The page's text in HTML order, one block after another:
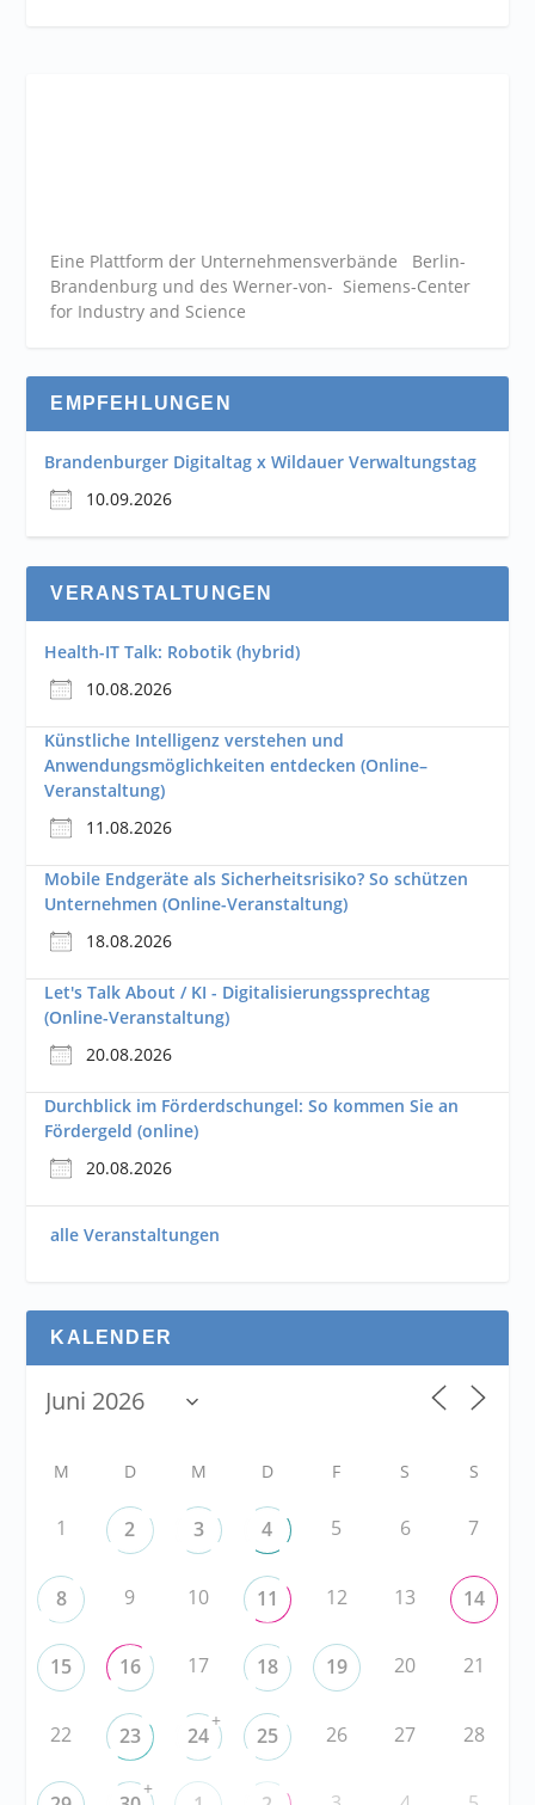
Eine Plattform der Unternehmensverbände Berlin-
Brandenburg und des Werner-von- Siemens-Center
for Industry and Science
EMPFEHLUNGEN
Brandenburger Digitaltag x Wildauer Verwaltungstag
10.09.2026
VERANSTALTUNGEN
Health-IT Talk: Robotik (hybrid)
10.08.2026
Künstliche Intelligenz verstehen und
Anwendungsmöglichkeiten entdecken (Online–
Veranstaltung)
11.08.2026
Mobile Endgeräte als Sicherheitsrisiko? So schützen
Unternehmen (Online-Veranstaltung)
18.08.2026
Let's Talk About / KI - Digitalisierungssprechtag
(Online-Veranstaltung)
20.08.2026
Durchblick im Förderdschungel: So kommen Sie an
Fördergeld (online)
20.08.2026
alle Veranstaltungen
KALENDER
M D M D F S S
1 2 3 4 5 6 7
8 9 10 11 12 13 14
15 16 17 18 19 20 21
22 23 24
+
25 26 27 28
+